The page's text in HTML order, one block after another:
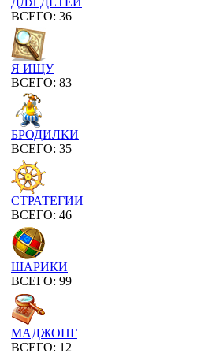
ВСЕГО: 36
Я ИЩУ
ВСЕГО: 83
БРОДИЛКИ
ВСЕГО: 35
СТРАТЕГИИ
ВСЕГО: 46
ШАРИКИ
ВСЕГО: 99
МАДЖОНГ
ВСЕГО: 12